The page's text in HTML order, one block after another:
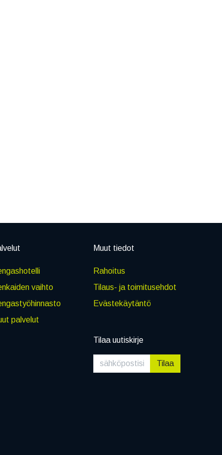
vaihto
palvelut
Muut tiedot
Rahoitus
Tilaus- ja toimitusehdot
Evästekäytäntö
Tilaa uutiskirje
Tilaa